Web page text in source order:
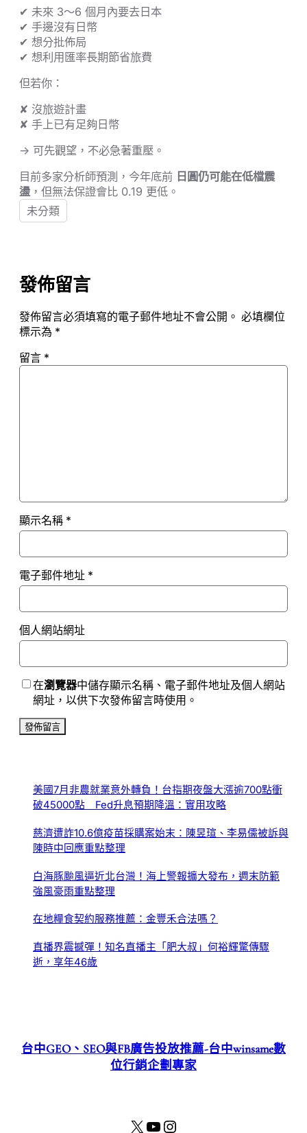
✔ 未來 3～6 個月內要去日本
✔ 手邊沒有日幣
✔ 想分批佈局
✔ 想利用匯率長期節省旅費
但若你：
✘ 沒旅遊計畫
✘ 手上已有足夠日幣
→ 可先觀望，不必急著重壓。
目前多家分析師預測，今年底前 日圓仍可能在低檔震
盪 ，但無法保證會比 0.19 更低。
未分類
發佈留言
發佈留言必須填寫的電子郵件地址不會公開。 必填欄位
標示為 *
留言 *
顯示名稱 *
電子郵件地址 *
個人網站網址
在瀏覽器中儲存顯示名稱、電子郵件地址及個人網站
網址，以供下次發佈留言時使用。
美國7月非農就業意外轉負！台指期夜盤大漲逾700點衝
破45000點 Fed升息預期降溫：實用攻略
慈濟遭詐10.6億疫苗採購案始末：陳昱瑄、李易儒被訴與
陳時中回應重點整理
白海豚颱風逼近北台灣！海上警報擴大發布，週末防範
強風豪雨重點整理
在地糧食契約服務推薦：金豐禾合法嗎？
直播界震撼彈！知名直播主「肥大叔」何裕輝驚傳驟
逝，享年46歲
台中GEO、SEO與FB廣告投放推薦-台中winsame數
位行銷企劃專家
X YouTube Instagram